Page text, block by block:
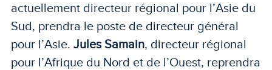
actuellement directeur régional pour l’Asie du
Sud, prendra le poste de directeur général
pour l’Asie. Jules Samain, directeur régional
pour l’Afrique du Nord et de l’Ouest, reprendra